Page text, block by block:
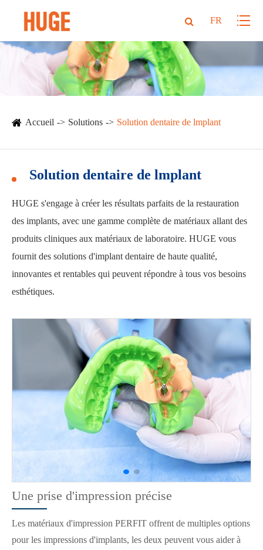
FR
Accueil Solutions Solution dentaire de lmplant
Solution dentaire de lmplant
HUGE s'engage à créer les résultats parfaits de la restauration
des implants, avec une gamme complète de matériaux allant des
produits cliniques aux matériaux de laboratoire. HUGE vous
fournit des solutions d'implant dentaire de haute qualité,
innovantes et rentables qui peuvent répondre à tous vos besoins
esthétiques.
Une prise d'impression précise
Les matériaux d'impression PERFIT offrent de multiples options
pour les impressions d'implants, les deux peuvent vous aider à